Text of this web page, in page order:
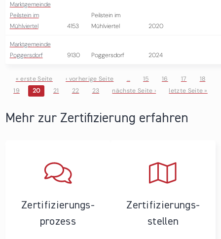
Marktgemeinde
Peilstein im
Mühlviertel
4153
Peilstein im
Mühlviertel
2020
Marktgemeinde
Poggersdorf
9130 Poggersdorf 2024
Seiten
« erste Seite ‹ vorherige Seite … 15 16 17
18
19
20 21 22 23 nächste Seite › letzte Seite »
Mehr zur Zertifizierung erfahren
Zertifizierungs­
prozess
Zertifizierungs­
stellen